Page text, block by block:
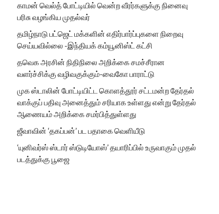
காமன் வெல்த் போட்டியில் வென்ற வீரர்களுக்கு நினைவு
பரிசு வழங்கிய முதல்வர்
தமிழ்நாடு பட்ஜெட் மக்களின் எதிர்பார்ப்புகளை நிறைவு
செய்யவில்லை -இந்தியக் கம்யூனிஸ்ட் கட்சி
தவெக அரசின் நிதிநிலை அறிக்கை சமச்சீரான
வளர்ச்சிக்கு வழிவகுக்கும்-வைகோ பாராட்டு
முக ஸ்டாலின் போட்டியிட்ட கொளத்தூர் சட்டமன்ற தேர்தல்
வாக்குப் பதிவு அனைத்தும் சரியாக உள்ளது என்று தேர்தல்
ஆணையம் அறிக்கை சமர்பித்துள்ளது
ஜீவாவின் ‘தகப்பன்’ பட பதாகை வெளியீடு
‘யுனிவர்ஸ் ஸ்டார் ஸ்டுடியோஸ்’ தயாரிப்பில் உருவாகும் முதல்
படத்துக்கு பூஜை